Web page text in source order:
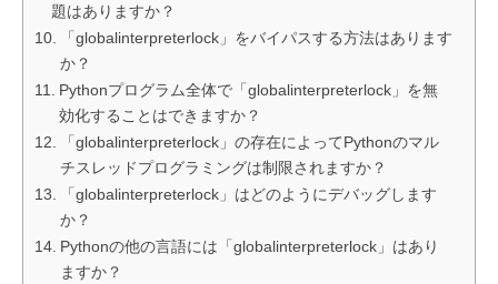
題はありますか？
「globalinterpreterlock」をバイパスする方法はあります
か？
Pythonプログラム全体で「globalinterpreterlock」を無
効化することはできますか？
「globalinterpreterlock」の存在によってPythonのマル
チスレッドプログラミングは制限されますか？
「globalinterpreterlock」はどのようにデバッグします
か？
Pythonの他の言語には「globalinterpreterlock」はあり
ますか？